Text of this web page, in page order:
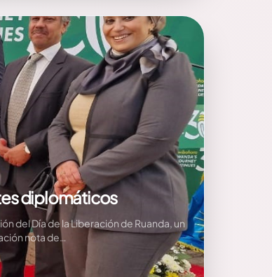
diplomáticos
del Día de la Liberación de Ruanda, un
nota de…